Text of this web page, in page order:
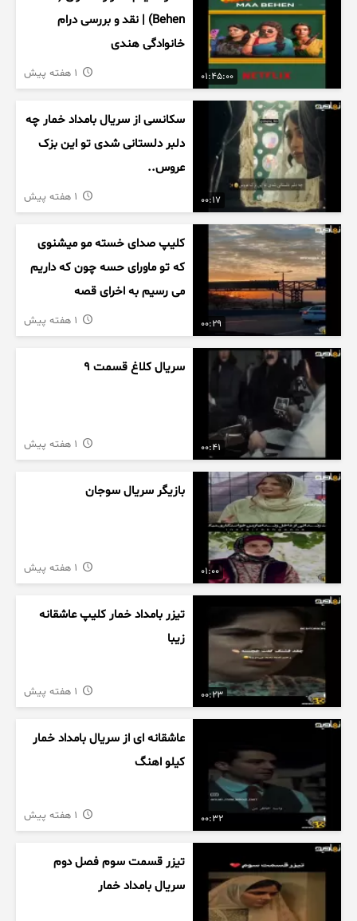
01:45:00
Behen) | نقد و بررسی درام
خانوادگی هندی
00:17
سکانسی از سریال بامداد خمار چه
دلبر دلستانی شدی تو این بزک
عروس..
00:29
کلیپ صدای خسته مو میشنوی
که تو ماورای حسه چون که داریم
می رسیم به اخرای قصه
00:41
سریال کلاغ قسمت 9
01:00
بازیگر سریال سوجان
00:23
تیزر بامداد خمار کلیپ عاشقانه
زیبا
00:32
عاشقانه ای از سریال بامداد خمار
کیلو اهنگ
تیزر قسمت سوم فصل دوم
سریال بامداد خمار